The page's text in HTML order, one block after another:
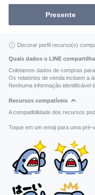
Presente
Decorar perfil recurso(s)
Quais dados o LINE
Coletamos dados de compras
Os relatórios de venda incluem a
Nenhuma informação identificável
Recursos compatíveis
A compatibilidade dos recursos
Toque em um emoji para uma pré-